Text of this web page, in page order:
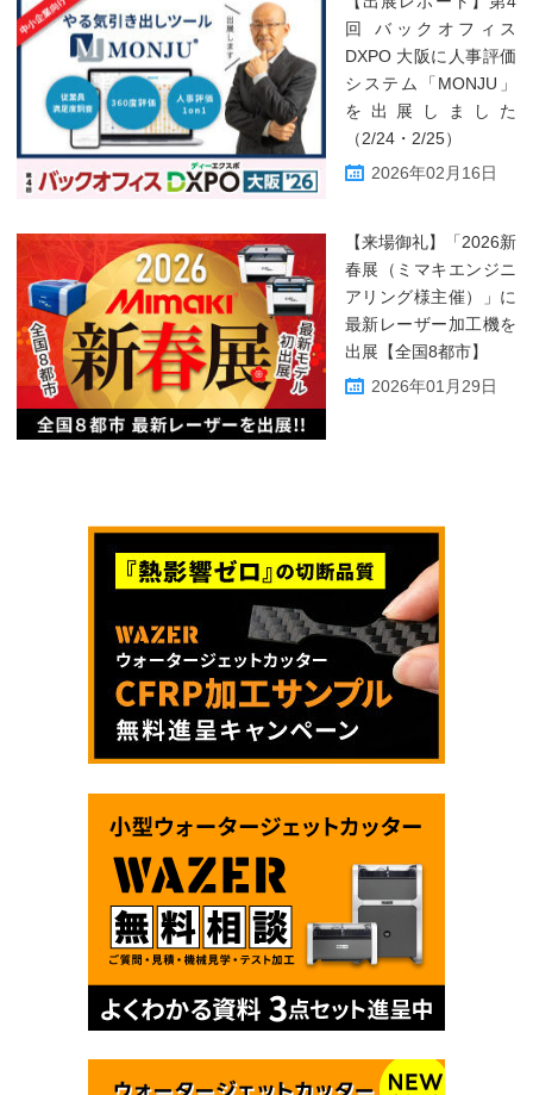
回 バックオフィス
DXPO 大阪に人事評価
システム「MONJU」
を出展しました
（2/24・2/25）
2026年02月16日
【来場御礼】「2026新
春展（ミマキエンジニ
アリング様主催）」に
最新レーザー加工機を
出展【全国8都市】
2026年01月29日